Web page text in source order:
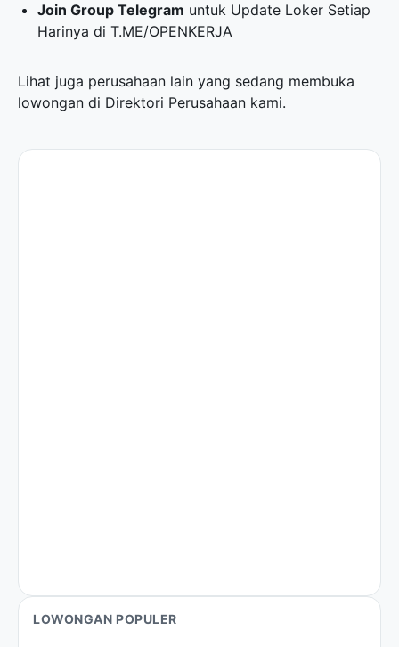
Join Group Telegram untuk Update Loker Setiap
Harinya diT.ME/OPENKERJA
Lihat juga perusahaan lain yang sedang membuka
lowongan di Direktori Perusahaan kami.
LOWONGAN POPULER